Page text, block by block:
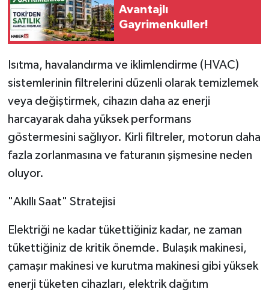
Avantajlı
Gayrimenkuller!
Isıtma, havalandırma ve iklimlendirme (HVAC)
sistemlerinin filtrelerini düzenli olarak temizlemek
veya değiştirmek, cihazın daha az enerji
harcayarak daha yüksek performans
göstermesini sağlıyor. Kirli filtreler, motorun daha
fazla zorlanmasına ve faturanın şişmesine neden
oluyor.
"Akıllı Saat" Stratejisi
Elektriği ne kadar tükettiğiniz kadar, ne zaman
tükettiğiniz de kritik önemde. Bulaşık makinesi,
çamaşır makinesi ve kurutma makinesi gibi yüksek
enerji tüketen cihazları, elektrik dağıtım